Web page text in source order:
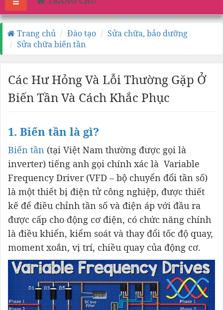
Trang chủ Đào tạo
Sửa chữa, bảo dưỡng
Sửa chữa biến tần
Các Hư Hỏng Và Lỗi Thường Gặp Ở
Biến Tần Và Cách Khắc Phục
1. Biến tần là gì?
Biến tần (tại Việt Nam thường được gọi là
inverter) tiếng anh gọi chính xác là Variable
Frequency Driver (VFD – bộ chuyển đổi tần số)
là một thiết bị điện tử công nghiệp, được thiết
kế để điều chỉnh tần số và điện áp với đầu ra
được cấp cho động cơ điện, có chức năng chính
là điều khiển, kiểm soát và thay đổi tốc độ quay,
moment xoắn, vị trí, chiều quay của động cơ.